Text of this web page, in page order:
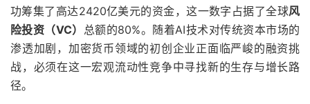
功筹集了高达2420亿美元的资金，这一数字占据了全球风
险投资（VC） 总额的80%。随着AI技术对传统资本市场的
渗透加剧，加密货币领域的初创企业正面临严峻的融资挑
战，必须在这一宏观流动性竞争中寻找新的生存与增长路
径。